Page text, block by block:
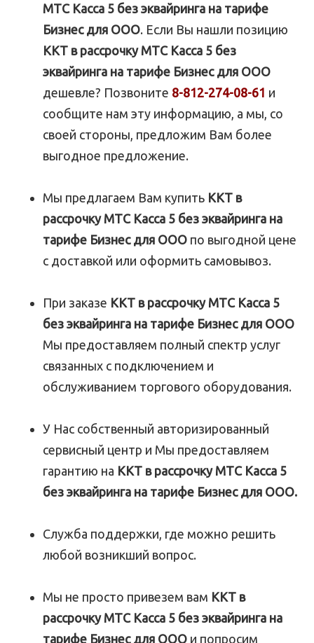
МТС Касса 5 без эквайринга на тарифе
Бизнес для ООО. Если Вы нашли позицию
ККТ в рассрочку МТС Касса 5 без
эквайринга на тарифе Бизнес для ООО
дешевле? Позвоните 8-812-274-08-61 и
сообщите нам эту информацию, а мы, со
своей стороны, предложим Вам более
выгодное предложение.
Мы предлагаем Вам купить ККТ в
рассрочку МТС Касса 5 без эквайринга на
тарифе Бизнес для ООО по выгодной цене
с доставкой или оформить самовывоз.
При заказе ККТ в рассрочку МТС Касса 5
без эквайринга на тарифе Бизнес для ООО
Мы предоставляем полный спектр услуг
связанных с подключением и
обслуживанием торгового оборудования.
У Нас собственный авторизированный
сервисный центр и Мы предоставляем
гарантию на ККТ в рассрочку МТС Касса 5
без эквайринга на тарифе Бизнес для ООО.
Служба поддержки, где можно решить
любой возникший вопрос.
Мы не просто привезем вам ККТ в
рассрочку МТС Касса 5 без эквайринга на
тарифе Бизнес для ООО и попросим